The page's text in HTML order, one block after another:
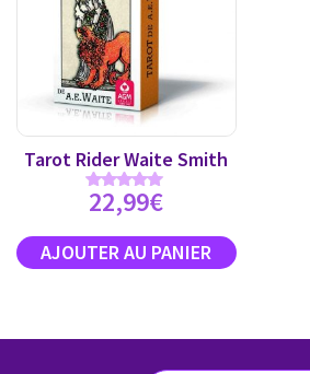
Tarot Rider Waite Smith
Note
4.89
22,99€